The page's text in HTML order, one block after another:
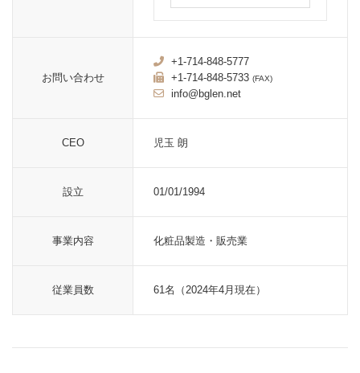
お問い合わせ
+1-714-848-5777
+1-714-848-5733 (FAX)
info@bglen.net
CEO 児玉 朗
設立 01/01/1994
事業内容 化粧品製造・販売業
従業員数 61名（2024年4月現在）